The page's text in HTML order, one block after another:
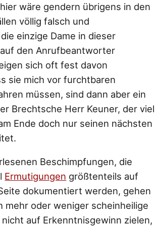
wäre gendern übrigens in den
völlig falsch und
einzige Dame in dieser
den Anrufbeantworter
sich oft fest davon
sie mich vor furchtbaren
müssen, sind dann aber ein
Brechtsche Herr Keuner, der viel
Ende doch nur seinen nächsten
Beschimpfungen, die
Ermutigungen größtenteils auf
dokumentiert werden, gehen
mehr oder weniger scheinheilige
nicht auf Erkenntnisgewinn zielen,